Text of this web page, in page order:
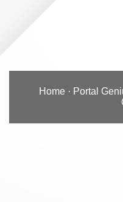
Home· Portal